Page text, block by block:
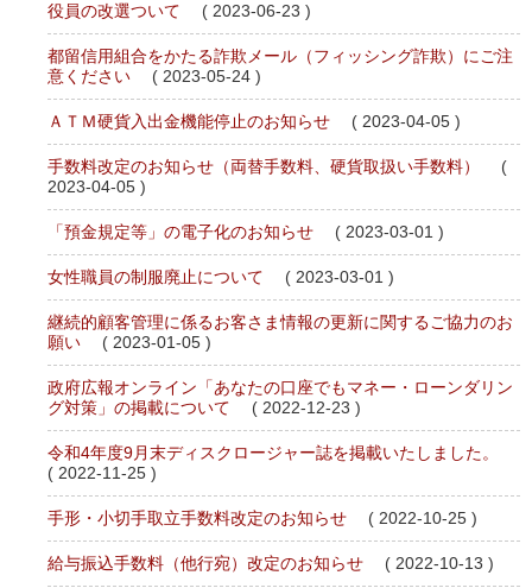
役員の改選ついて ( 2023-06-23 )
都留信用組合をかたる詐欺メール（フィッシング詐欺）にご注
意ください
( 2023-05-24 )
ＡＴＭ硬貨入出金機能停止のお知らせ ( 2023-04-05 )
手数料改定のお知らせ（両替手数料、硬貨取扱い手数料）
(
2023-04-05 )
「預金規定等」の電子化のお知らせ ( 2023-03-01 )
女性職員の制服廃止について ( 2023-03-01 )
継続的顧客管理に係るお客さま情報の更新に関するご協力のお
願い
( 2023-01-05 )
政府広報オンライン「あなたの口座でもマネー・ローンダリン
グ対策」の掲載について
( 2022-12-23 )
令和4年度9月末ディスクロージャー誌を掲載いたしました。
( 2022-11-25 )
手形・小切手取立手数料改定のお知らせ ( 2022-10-25 )
給与振込手数料（他行宛）改定のお知らせ ( 2022-10-13 )